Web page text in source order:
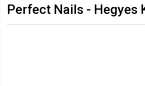
Perfect Nails - Hegyes